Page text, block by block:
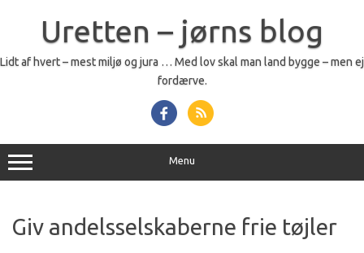
Uretten – jørns blog
Lidt af hvert – mest miljø og jura … Med lov skal man land bygge – men ej
fordærve.
Menu
Giv andelsselskaberne frie tøjler